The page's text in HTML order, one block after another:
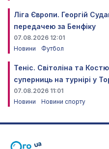
Ліга Європи. Георгій
передачею за Бенфіку
07.08.2026 12:01
Новини
Футбол
Теніс. Світоліна та
суперниць на турнірі у
07.08.2026 11:01
Новини
Новини спорту